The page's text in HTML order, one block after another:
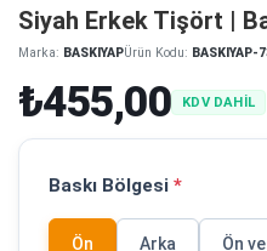
Siyah Erkek Tişört |
Marka: BASKIYAPÜrün Kodu: BASKIYAP-
₺455,00 KDV DAHİL
Baskı Bölgesi *
Ön Arka Ön